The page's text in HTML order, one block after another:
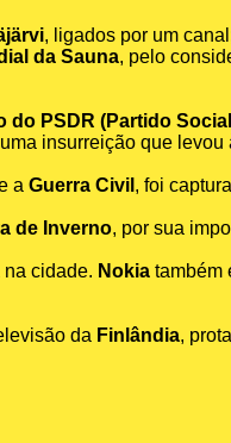
, ligados por um
da Sauna, pelo
do PSDR (Partido
insurreição que levou
a Guerra Civil , foi
de Inverno, por sua
na cidade. Nokia também
da Finlândia,